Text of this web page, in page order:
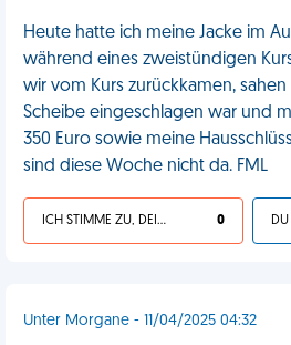
Heute hatte ich meine Jacke im
während eines zweistündigen
wir vom Kurs zurückkamen,
Scheibe eingeschlagen war und
350 Euro sowie meine
sind diese Woche nicht da. FML
ICH STIMME ZU, DEIN LEBEN IST SCHEISSE 0
Unter Morgane - 11/04/2025 04:32